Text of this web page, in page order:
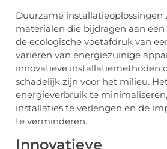
Duurzame installatieoplossingen
materialen die bijdragen aan
de ecologische voetafdruk van
variëren van energiezuinige
innovatieve installatiemethoden
schadelijk zijn voor het milieu.
energieverbruik te
installaties te verlengen en de
te verminderen.
Innovatieve